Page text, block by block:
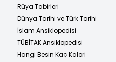
Rüya Tabirleri
Dünya Tarihi ve Türk Tarihi
İslam Ansiklopedisi
TÜBİTAK Ansiklopedisi
Hangi Besin Kaç Kalori